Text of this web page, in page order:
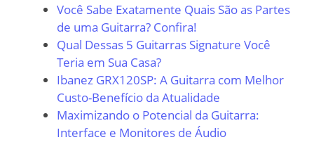
Você Sabe Exatamente Quais São as Partes
de uma Guitarra? Confira!
Qual Dessas 5 Guitarras Signature Você
Teria em Sua Casa?
Ibanez GRX120SP: A Guitarra com Melhor
Custo-Benefício da Atualidade
Maximizando o Potencial da Guitarra:
Interface e Monitores de Áudio